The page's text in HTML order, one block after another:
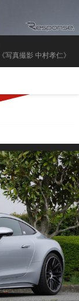
《写真撮影 中村孝仁》